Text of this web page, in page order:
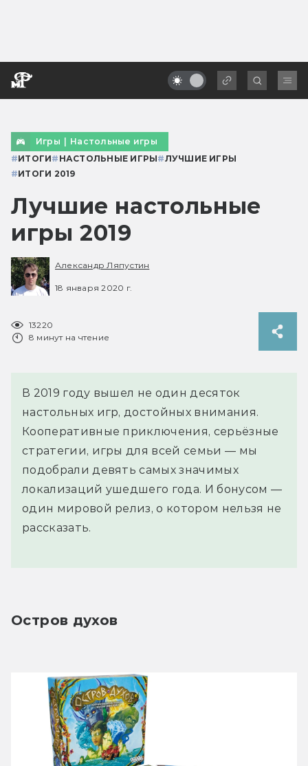
Игры | Настольные игры
#ИТОГИ# НАСТОЛЬНЫЕ ИГРЫ#ЛУЧШИЕ ИГРЫ
#ИТОГИ 2019
Лучшие настольные
игры 2019
Александр Ляпустин
18 января 2020 г.
13220
8 минут на чтение
В 2019 году вышел не один десяток
настольных игр, достойных внимания.
Кооперативные приключения, серьёзные
стратегии, игры для всей семьи — мы
подобрали девять самых значимых
локализаций ушедшего года. И бонусом —
один мировой релиз, о котором нельзя не
рассказать.
Остров духов